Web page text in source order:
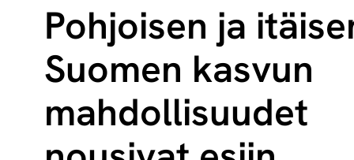
Pohjoisen ja
Suomen kasvun
mahdollisuudet